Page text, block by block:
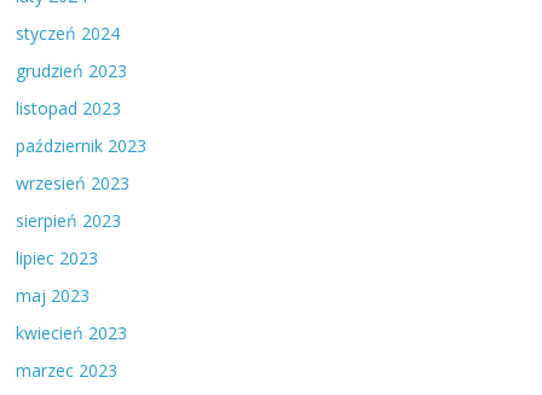
styczeń 2024
grudzień 2023
listopad 2023
październik 2023
wrzesień 2023
sierpień 2023
lipiec 2023
maj 2023
kwiecień 2023
marzec 2023